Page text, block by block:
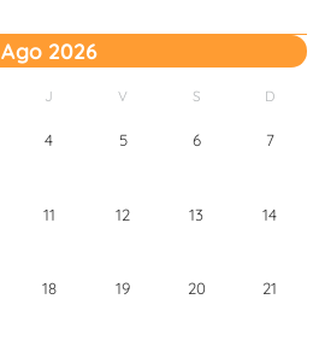
Ago 2026
J V S D
4 5 6 7
11 12 13 14
18 19 20 21